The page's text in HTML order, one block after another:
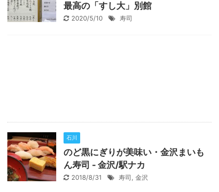
最高の「すし大」別館
2020/5/10 寿司
石川
のど黒にぎりが美味い・金沢まいも
ん寿司 - 金沢/駅ナカ
2018/8/31 寿司, 金沢